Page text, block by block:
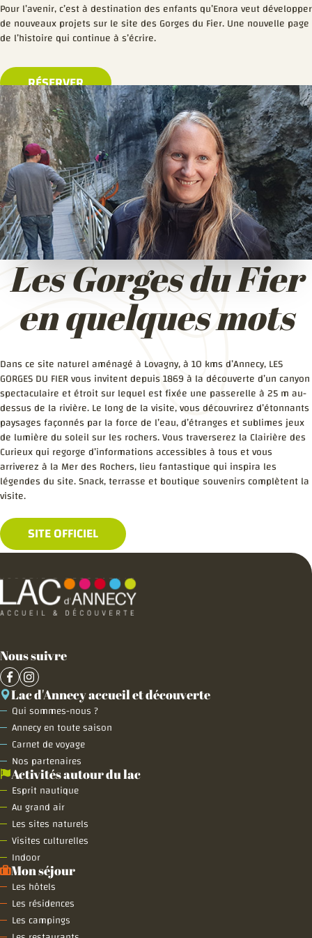
Pour l’avenir, c’est à destination des enfants qu’Enora veut développer
de nouveaux projets sur le site des Gorges du Fier. Une nouvelle page
de l’histoire qui continue à s’écrire.
RÉSERVER
Les Gorges du Fier
en quelques mots
Dans ce site naturel aménagé à Lovagny, à 10 kms d’Annecy, LES
GORGES DU FIER vous invitent depuis 1869 à la découverte d’un canyon
spectaculaire et étroit sur lequel est fixée une passerelle à 25 m au-
dessus de la rivière. Le long de la visite, vous découvrirez d’étonnants
paysages façonnés par la force de l’eau, d’étranges et sublimes jeux
de lumière du soleil sur les rochers. Vous traverserez la Clairière des
Curieux qui regorge d’informations accessibles à tous et vous
arriverez à la Mer des Rochers, lieu fantastique qui inspira les
légendes du site. Snack, terrasse et boutique souvenirs complètent la
visite.
SITE OFFICIEL
Nous suivre
Lac d'Annecy accueil et découverte
Qui sommes-nous ?
Annecy en toute saison
Carnet de voyage
Nos partenaires
Activités autour du lac
Esprit nautique
Au grand air
Les sites naturels
Visites culturelles
Indoor
Mon séjour
Les hôtels
Les résidences
Les campings